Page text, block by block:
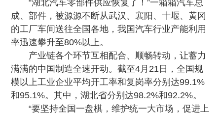
“湖北汽车零部件供应恢复了！”一箱箱汽车总
成、部件，被源源不断从武汉、襄阳、十堰、黄冈
的工厂车间送往全国各地，我国汽车行业产能利用
率迅速攀升至80%以上。
产业链各个环节互相配合、顺畅转动，让蓄力
满满的中国制造全速开动。截至4月21日，全国规
模以上工业企业平均开工率和复岗率分别达99.1%
和95.1%。其中，湖北省分别达98.2%和92.2%。
“要坚持全国一盘棋，维护统一大市场，促进上